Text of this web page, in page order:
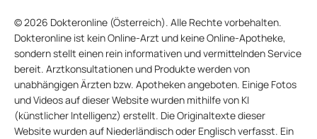
© 2026 Dokteronline (Österreich). Alle Rechte vorbehalten.
Dokteronline ist kein Online-Arzt und keine Online-Apotheke,
sondern stellt einen rein informativen und vermittelnden Service
bereit. Arztkonsultationen und Produkte werden von
unabhängigen Ärzten bzw. Apotheken angeboten. Einige Fotos
und Videos auf dieser Website wurden mithilfe von KI
(künstlicher Intelligenz) erstellt. Die Originaltexte dieser
Website wurden auf Niederländisch oder Englisch verfasst. Ein